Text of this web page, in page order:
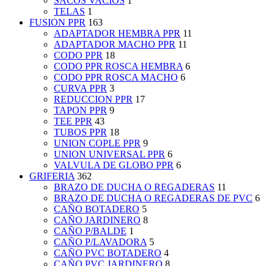
TELAS 1
FUSION PPR 163
ADAPTADOR HEMBRA PPR 11
ADAPTADOR MACHO PPR 11
CODO PPR 18
CODO PPR ROSCA HEMBRA 6
CODO PPR ROSCA MACHO 6
CURVA PPR 3
REDUCCION PPR 17
TAPON PPR 9
TEE PPR 43
TUBOS PPR 18
UNION COPLE PPR 9
UNION UNIVERSAL PPR 6
VALVULA DE GLOBO PPR 6
GRIFERIA 362
BRAZO DE DUCHA O REGADERAS 11
BRAZO DE DUCHA O REGADERAS DE PVC 6
CAÑO BOTADERO 5
CAÑO JARDINERO 8
CAÑO P/BALDE 1
CAÑO P/LAVADORA 5
CAÑO PVC BOTADERO 4